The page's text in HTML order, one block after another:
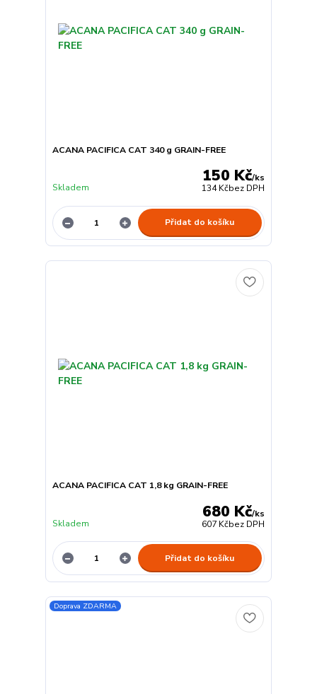
ACANA PACIFICA CAT 340 g GRAIN-FREE
150 Kč/ks
134 Kčbez DPH
Skladem
Přidat do košíku
ACANA PACIFICA CAT 1,8 kg GRAIN-FREE
680 Kč/ks
607 Kčbez DPH
Skladem
Přidat do košíku
Doprava ZDARMA